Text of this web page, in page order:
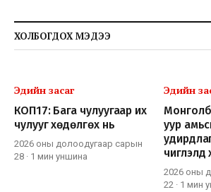
ХОЛБОГДОХ МЭДЭЭ
Эдийн засаг
КОП17: Бага чулуугаар их
чулууг хөдөлгөх нь
2026 оны долоодугаар сарын
28 · 1 мин уншина
Эдийн
уур
чиглэлд
2026 оны
22 · 1 мин